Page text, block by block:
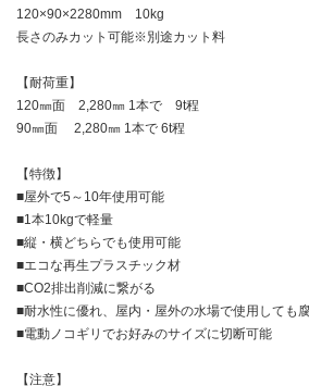
120×90×2280mm 10kg
長さのみカット可能※別途カット料
【耐荷重】
120㎜面 2,280㎜ 1本で 9t程
90㎜面 2,280㎜ 1本で 6t程
【特徴】
■屋外で5～10年使用可能
■1本10kgで軽量
■縦・横どちらでも使用可能
■エコな再生プラスチック材
■CO2排出削減に繋がる
■耐水性に優れ、屋内・屋外の水場で使用しても
■電動ノコギリでお好みのサイズに切断可能
【注意】